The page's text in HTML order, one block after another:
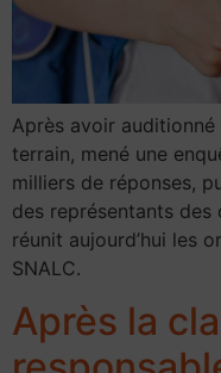
Après avoir
terrain, mené une
milliers de réponses,
des représentants des
réunit aujourd’hui les
SNALC.
Après la